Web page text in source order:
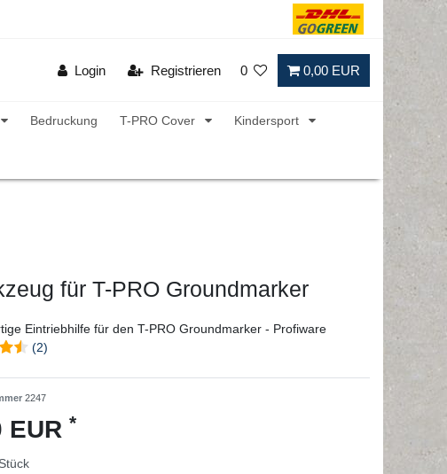
Login Registrieren 0 0,00 EUR
Bedruckung T-PRO Cover Kindersport
für T-PRO Groundmarker
Eintriebhilfe für den T-PRO Groundmarker - Profiware
(2)
2247
EUR *
Stück